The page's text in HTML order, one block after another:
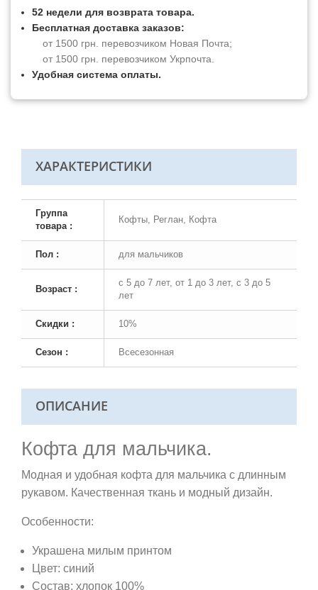
52 недели для возврата товара.
Бесплатная доставка заказов:
от 1500 грн. перевозчиком Новая Почта;
от 1500 грн. перевозчиком Укрпочта.
Удобная система оплаты.
ХАРАКТЕРИСТИКИ
Группа
товара :
Кофты, Реглан, Кофта
Пол : для мальчиков
Возраст :
с 5 до 7 лет, от 1 до 3 лет, с 3 до 5
лет
Скидки : 10%
Сезон : Всесезонная
ОПИСАНИЕ
Кофта для мальчика.
Модная и удобная кофта для мальчика с длинным
рукавом. Качественная ткань и модный дизайн.
Особенности:
Украшена милым принтом
Цвет: синий
Состав: хлопок 100%